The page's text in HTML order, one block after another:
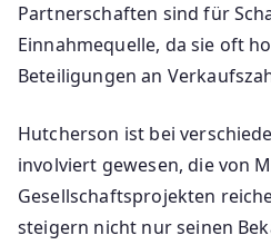
Partnerschaften sind für
Einnahmequelle, da sie oft
Beteiligungen an
Hutcherson ist bei
involviert gewesen, die von
Gesellschaftsprojekten
steigern nicht nur seinen